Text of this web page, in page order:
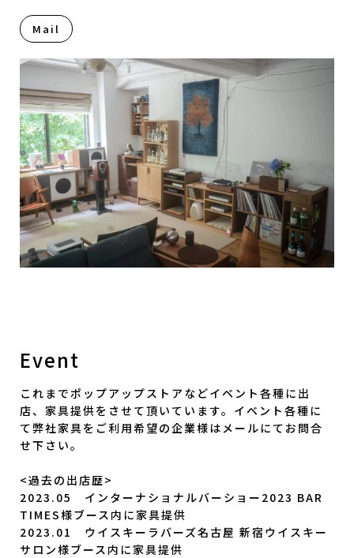
Mail
Event
これまでポップアップストアなどイベント各種に出
店、家具提供をさせて頂いています。イベント各種に
て弊社家具をご利用希望の企業様はメールにてお問合
せ下さい。
<過去の出店歴>
2023.05 インターナショナルバーショー2023 BAR
TIMES様ブース内に家具提供
2023.01 ウイスキーラバーズ名古屋 新宿ウイスキー
サロン様ブース内に家具提供